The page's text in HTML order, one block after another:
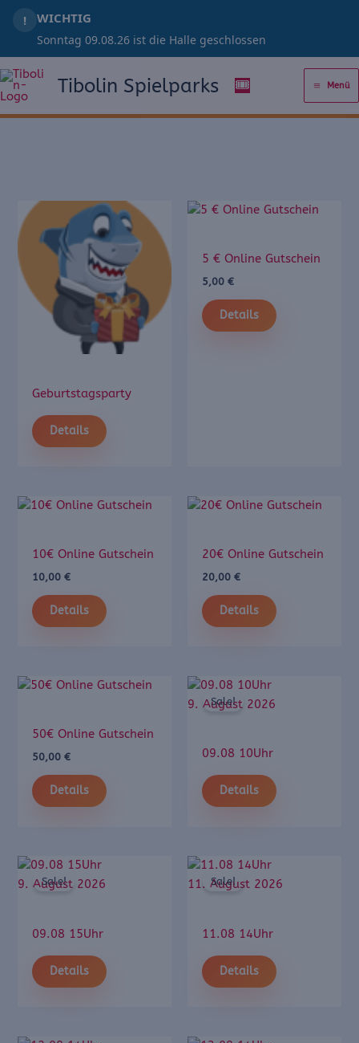
! WICHTIG
Sonntag 09.08.26 ist die Halle geschlossen
Inhalt
springen
Tibolin Spielparks 🎟️ Menü
Geburtstagsparty
Details
5 € Online Gutschein
5,00 €
Details
10€ Online Gutschein
10,00 €
Details
20€ Online Gutschein
20,00 €
Details
50€ Online Gutschein
50,00 €
Details
9. August 2026
Sale!
09.08 10Uhr
Details
9. August 2026
Sale!
09.08 15Uhr
Details
11. August 2026
Sale!
11.08 14Uhr
Details